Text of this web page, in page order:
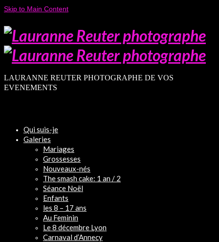
Skip to Main Content
LAURANNE REUTER PHOTOGRAPHE DE VOS
EVENEMENTS
Qui suis-je
Galeries
Mariages
Grossesses
Nouveaux-nés
The smash cake: 1 an / 2
Séance Noël
Enfants
les 8 – 17 ans
Au Feminin
Le 8 décembre Lyon
Carnaval d’Annecy